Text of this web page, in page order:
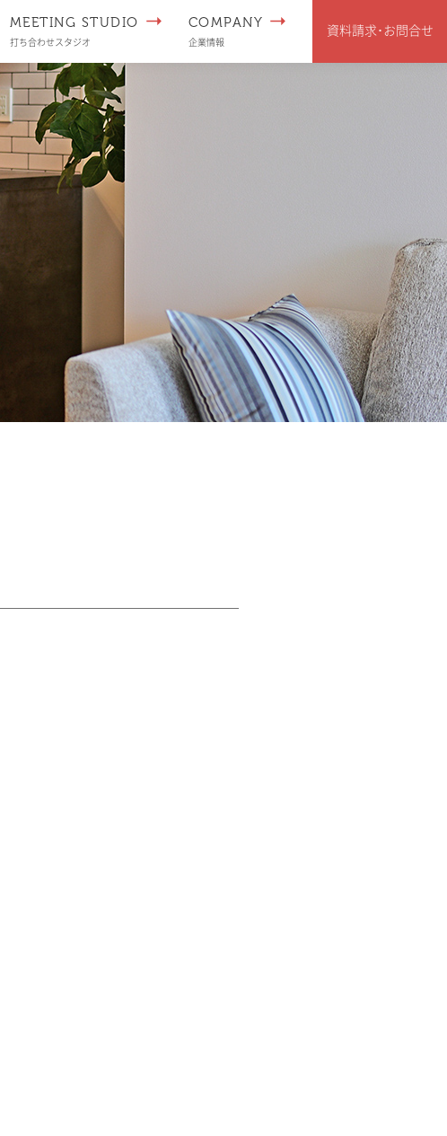
MEETING STUDIO
打ち合わせスタジオ
COMPANY
企業情報
資料請求･お問合せ